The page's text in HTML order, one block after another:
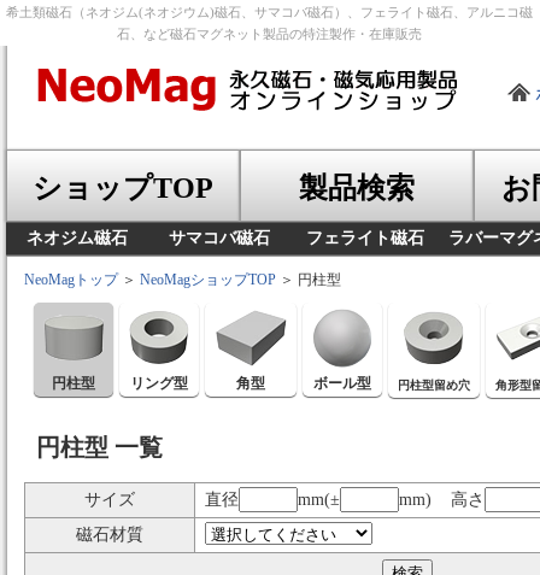
希土類磁石（ネオジム(ネオジウム)磁石、サマコバ磁石）、フェライト磁石、アルニコ磁
石、など磁石マグネット製品の特注製作・在庫販売
ショップTOP 製品検索 お
ネオジム磁石 サマコバ磁石 フェライト磁石 ラバーマグ
NeoMagトップ＞ NeoMagショップTOP ＞ 円柱型
円柱型 リング型 角型 ボール型 円柱型留め穴 角形型
円柱型 一覧
サイズ 直径 mm(±
mm) 高さ
磁石材質